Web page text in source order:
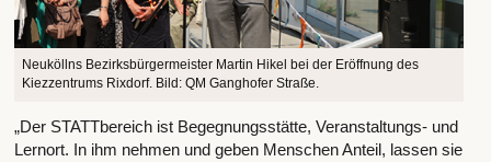
Neuköllns Bezirksbürgermeister Martin Hikel bei der Eröffnung des
Kiezzentrums Rixdorf. Bild: QM Ganghofer Straße.
„Der STATTbereich ist Begegnungsstätte, Veranstaltungs- und
Lernort. In ihm nehmen und geben Menschen Anteil, lassen sie